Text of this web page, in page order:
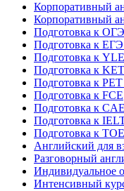
Корпоративный
Корпоративный
Подготовка к
Подготовка к
Подготовка к YLE
Подготовка к KET
Подготовка к
Подготовка к FCE
Подготовка к CAE
Подготовка к
Подготовка к
Английский для
Разговорный
Индивидуальное
Интенсивный